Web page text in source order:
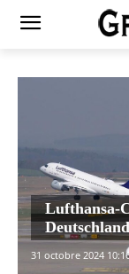
Lufthansa-
Deutschland
31 octobre 2024